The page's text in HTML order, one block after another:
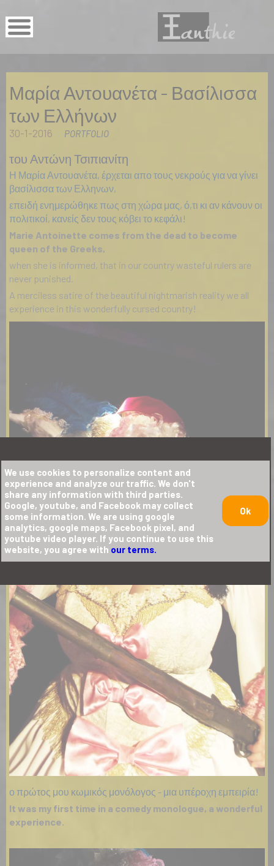
Μαρία Αντουανέτα - Βασίλισσα
των Ελλήνων
30-1-2016 PORTFOLIO
του Αντώνη Τσιπιανίτη
Η Μαρία Αντουανέτα, έρχεται απο τους νεκρούς για να γίνει
βασίλισσα των Ελληνων,
επειδή ενημερώθηκε πως στη χώρα μας, ό,τι κι αν κάνουν οι
πολιτικοί, κανείς δεν τους κόβει το κεφάλι!
Marie Antoinette comes from the dead to become
queen of the Greeks,
when she is informed, that in our country wasteful rulers are
never punished.
A merciless satire of the beautiful nightmarish reality we all
experience in this wonderfully cursed country!
ο πρώτος μου κωμικός μονόλογος - μια υπέροχη εμπειρία!
It was my first time in a comedy monologue, a wonderful
experience.
We use cookies to personalize content and
experience and analyze our traffic. We don't
share any information with third parties.
Google, youtube, and Facebook may collect
some information. We are using google
analytics, google maps, Facebook pixel, and
youtube video player. If you continue to use this
website, you agree with our terms.
Ok